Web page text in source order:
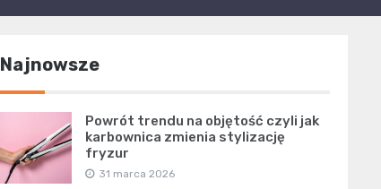
Najnowsze
Powrót trendu na objętość czyli jak
karbownica zmienia stylizację
fryzur
31 marca 2026